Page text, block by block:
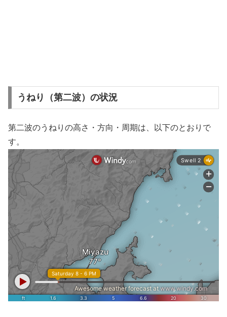
うねり（第二波）の状況
第二波のうねりの高さ・方向・周期は、以下のとおりで
す。